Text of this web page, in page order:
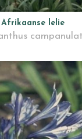
Afrikaanse lelie